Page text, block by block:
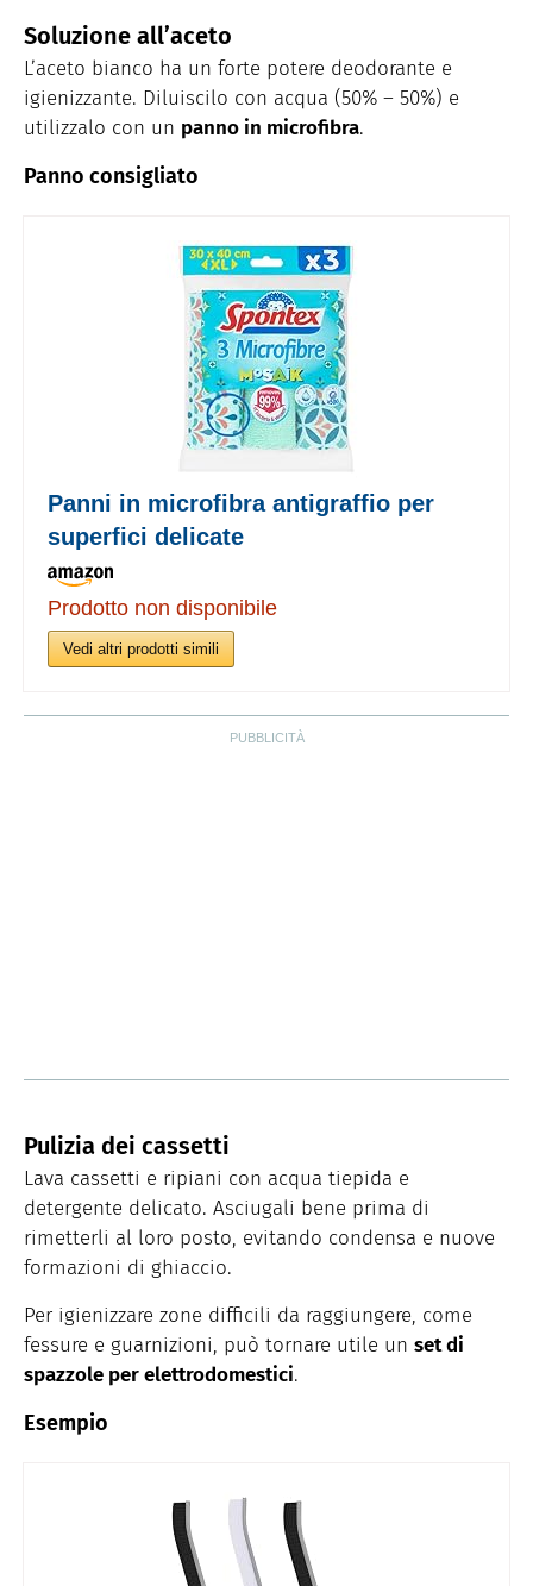
Soluzione all’aceto
L’aceto bianco ha un forte potere deodorante e
igienizzante. Diluiscilo con acqua (50% – 50%) e
utilizzalo con un panno in microfibra.
Panno consigliato
Panni in microfibra antigraffio per
superfici delicate
Prodotto non disponibile
Vedi altri prodotti simili
Pulizia dei cassetti
Lava cassetti e ripiani con acqua tiepida e
detergente delicato. Asciugali bene prima di
rimetterli al loro posto, evitando condensa e nuove
formazioni di ghiaccio.
Per igienizzare zone difficili da raggiungere, come
fessure e guarnizioni, può tornare utile un set di
spazzole per elettrodomestici.
Esempio